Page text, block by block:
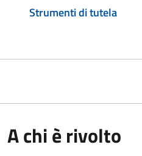
Strumenti di tutela
A chi è rivolto